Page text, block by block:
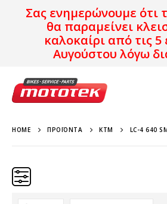
Σας ενημερώνουμε ότι
θα παραμείνει
καλοκαίρι από τις 5
Αυγούστου λόγω
HOME ΠΡΟΪΌΝΤΑ KTM LC-4 640